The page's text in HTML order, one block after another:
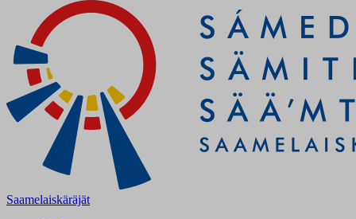
Saamelaiskäräjät